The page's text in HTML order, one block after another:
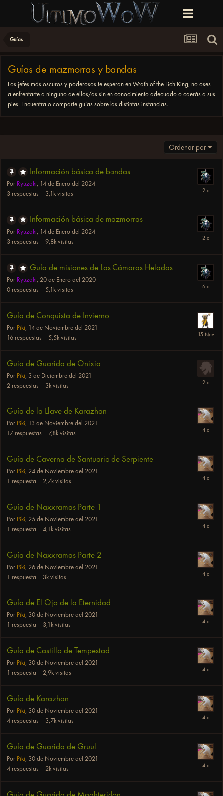
Guías
Guías de mazmorras y bandas
Los jefes más oscuros y poderosos te esperan en Wrath of the Lich King, no oses
a enfrentarte a ninguno de ellos/as sin en conocimiento adecuado o caerás a sus
pies. Encuentra o comparte guías sobre las distintas instancias.
Ordenar por
Información básica de bandas
Por Ryuzaki, 14 de Enero del 2024
3 respuestas 3,1k visitas
Información básica de mazmorras
Por Ryuzaki 14 de Enero del 2024
3 respuestas 9,8k visitas
Guía de misiones de Las Cámaras Heladas
Por Ryuzaki, 20 de Enero del 2020
0 respuestas 5,1k visitas
Guía de Conquista de Invierno
Por Piki, 14 de Noviembre del 2021
16 respuestas 5,5k visitas
Guia de Guarida de Onixia
Por Piki, 3 de Diciembre del 2021
2 respuestas 3k visitas
Guía de la Llave de Karazhan
Por Piki, 13 de Noviembre del 2021
17 respuestas 7,8k visitas
Guía de Caverna de Santuario de Serpiente
Por Piki, 24 de Noviembre del 2021
1 respuesta 2,7k visitas
Guía de Naxxramas Parte 1
Por Piki, 25 de Noviembre del 2021
1 respuesta 4,1k visitas
Guía de Naxxramas Parte 2
Por Piki, 26 de Noviembre del 2021
1 respuesta 3k visitas
Guía de El Ojo de la Eternidad
Por Piki, 30 de Noviembre del 2021
1 respuesta 3,1k visitas
Guía de Castillo de Tempestad
Por Piki, 30 de Noviembre del 2021
1 respuesta 2,9k visitas
Guía de Karazhan
Por Piki, 30 de Noviembre del 2021
4 respuestas 3,7k visitas
Guía de Guarida de Gruul
Por Piki, 30 de Noviembre del 2021
4 respuestas 2k visitas